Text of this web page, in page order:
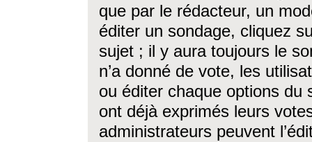
que par le rédacteur, un
éditer un sondage, cliquez
sujet ; il y aura toujours le
n’a donné de vote, les
ou éditer chaque options du
ont déjà exprimés leurs
administrateurs peuvent